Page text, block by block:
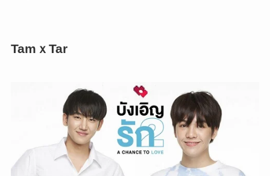
TamｘTar